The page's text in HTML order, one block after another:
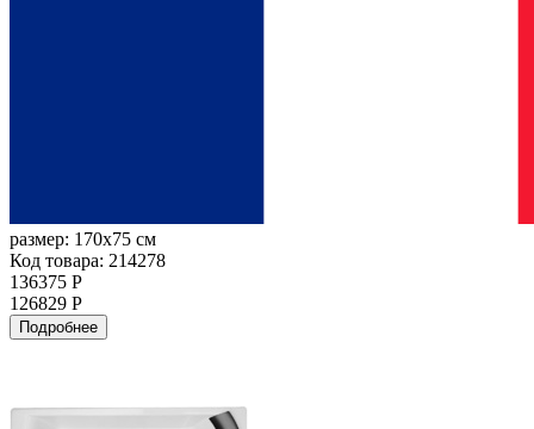
размер: 170x75 см
Код товара: 214278
136375 Р
126829 Р
Подробнее